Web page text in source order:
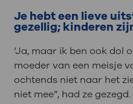
Je hebt een lieve
gezellig; kinderen
‘Ja, maar ik ben ook dol
moeder van een meisje
ochtends niet naar het
niet mee”, had ze